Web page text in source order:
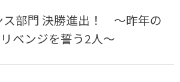
ス部門 決勝進出！ 〜昨年の
ベンジを誓う2人〜